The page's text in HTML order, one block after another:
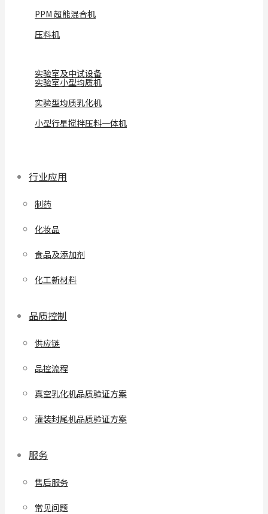
PPM 超能混合机
压料机
实验室及中试设备
实验室小型均质机
实验型均质乳化机
小型行星搅拌压料一体机
行业应用
制药
化妆品
食品及添加剂
化工新材料
品质控制
供应链
品控流程
真空乳化机品质验证方案
灌装封尾机品质验证方案
服务
售后服务
常见问题